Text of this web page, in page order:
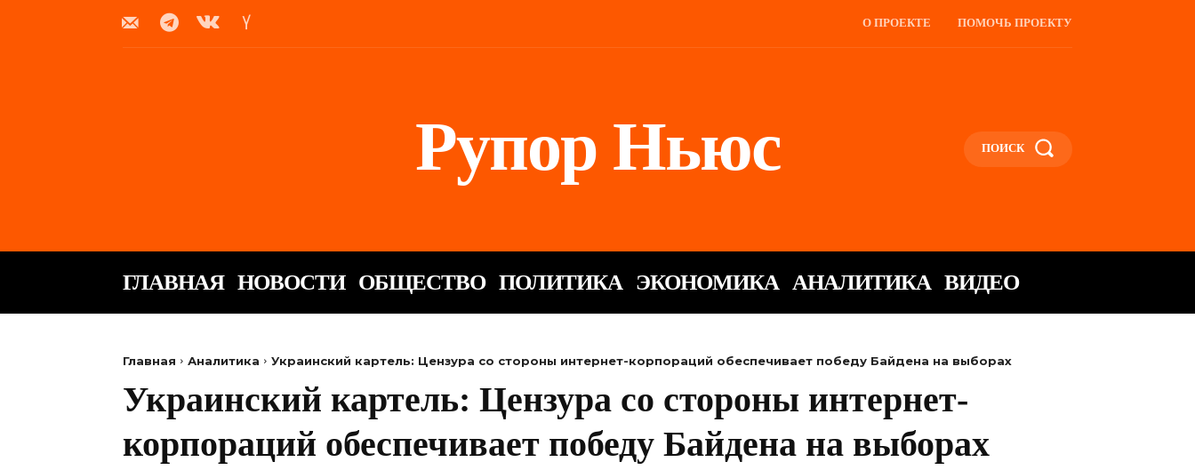
О ПРОЕКТЕ ПОМОЧЬ ПРОЕКТУ
Рупор Ньюс ПОИСК
ГЛАВНАЯ НОВОСТИ ОБЩЕСТВО ПОЛИТИКА ЭКОНОМИКА АНАЛИТИКА ВИДЕО
Главная Аналитика Украинский картель: Цензура со стороны интернет-корпораций обеспечивает победу Байдена на выборах
Украинский картель: Цензура со стороны интернет-
корпораций обеспечивает победу Байдена на выборах